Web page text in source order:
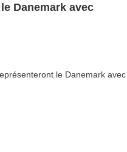
Danemark avec